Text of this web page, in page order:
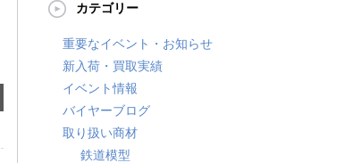
カテゴリー
重要なイベント・お知らせ
新入荷・買取実績
イベント情報
バイヤーブログ
取り扱い商材
鉄道模型